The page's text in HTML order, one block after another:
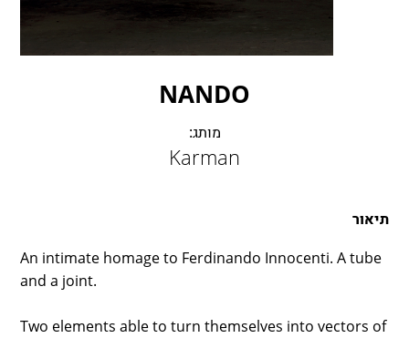
LAMBERT & FILS
PORSCHE
CATELLANI & SMITH
TOBIAS GRAU
GROK
NANDO
מותג:
Karman
תיאור
An intimate homage to Ferdinando Innocenti. A tube
and a joint.
Two elements able to turn themselves into vectors of